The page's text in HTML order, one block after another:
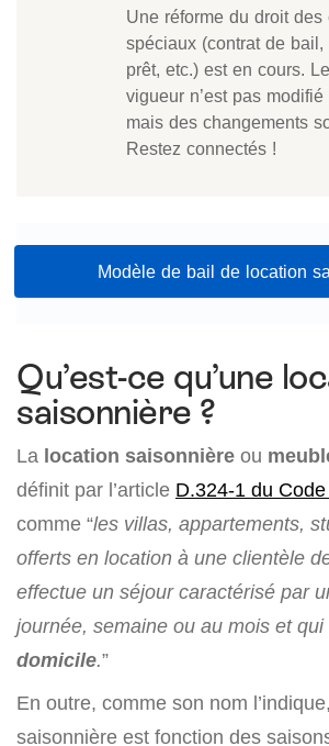
Une réforme du droit des
spéciaux (contrat de
prêt, etc.) est en cours.
vigueur n’est pas
mais des changements
Restez connectés !
Modèle de bail de location
Qu’est-ce qu’une
saisonnière ?
La location saisonnière ou
définit par l’article D.324-1 du
comme “les villas, appartements,
offerts en location à une clientèle
effectue un séjour caractérisé par
journée, semaine ou au mois et qui
domicile.”
En outre, comme son nom
saisonnière est fonction des